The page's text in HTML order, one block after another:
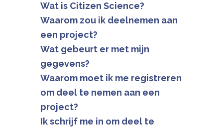
Wat is Citizen Science?
Waarom zou ik deelnemen aan
een project?
Wat gebeurt er met mijn
gegevens?
Waarom moet ik me registreren
om deel te nemen aan een
project?
Ik schrijf me in om deel te